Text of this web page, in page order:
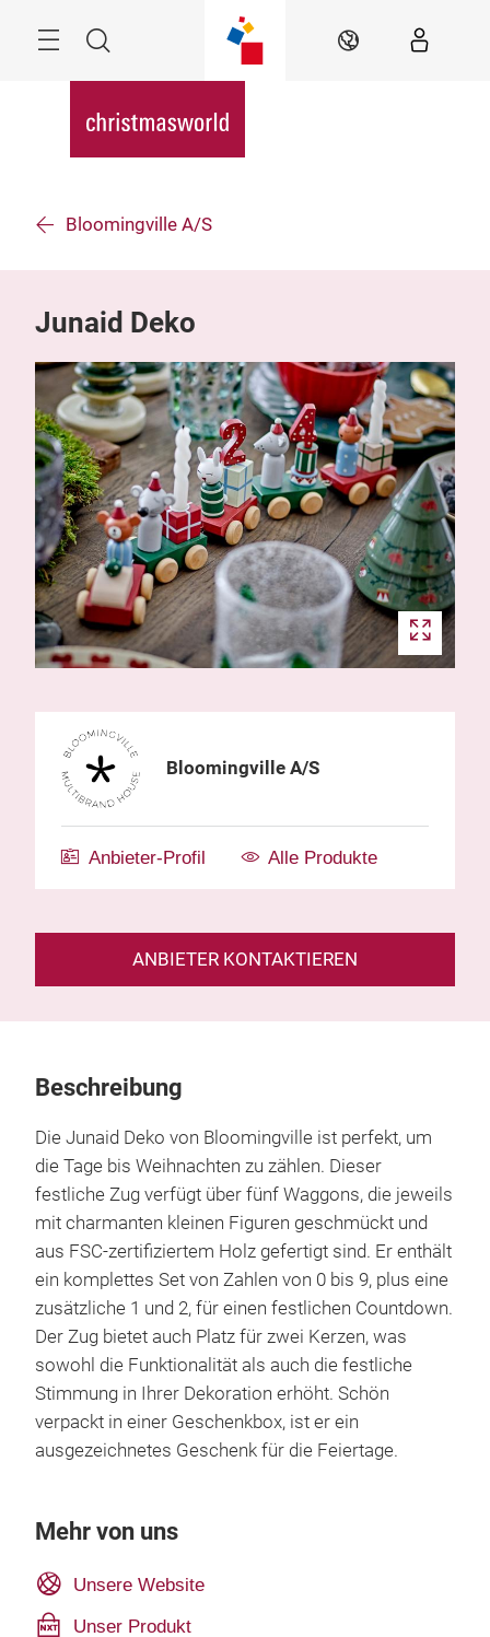
Suche DE
Bloomingville A/S
Junaid Deko
Bloomingville A/S
Anbieter-Profil Alle Produkte
ANBIETER KONTAKTIEREN
Beschreibung
Die Junaid Deko von Bloomingville ist perfekt, um
die Tage bis Weihnachten zu zählen. Dieser
festliche Zug verfügt über fünf Waggons, die jeweils
mit charmanten kleinen Figuren geschmückt und
aus FSC-zertifiziertem Holz gefertigt sind. Er enthält
ein komplettes Set von Zahlen von 0 bis 9, plus eine
zusätzliche 1 und 2, für einen festlichen Countdown.
Der Zug bietet auch Platz für zwei Kerzen, was
sowohl die Funktionalität als auch die festliche
Stimmung in Ihrer Dekoration erhöht. Schön
verpackt in einer Geschenkbox, ist er ein
ausgezeichnetes Geschenk für die Feiertage.
Mehr von uns
Unsere Website
Unser Produkt